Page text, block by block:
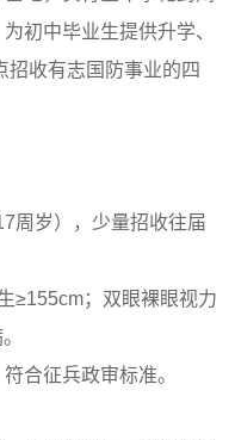
初中毕业生提供升学、
招收有志国防事业的四
周岁），少量招收往届
≥155cm；双眼裸眼视力
合征兵政审标准。